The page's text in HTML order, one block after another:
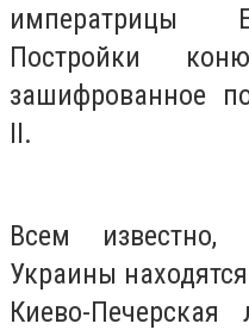
императрицы
Постройки
зашифрованное
II.
Всем известно,
Украины
Киево-